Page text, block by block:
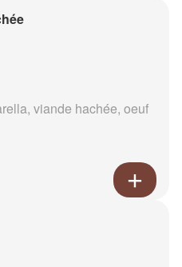
viande hachée, oeuf